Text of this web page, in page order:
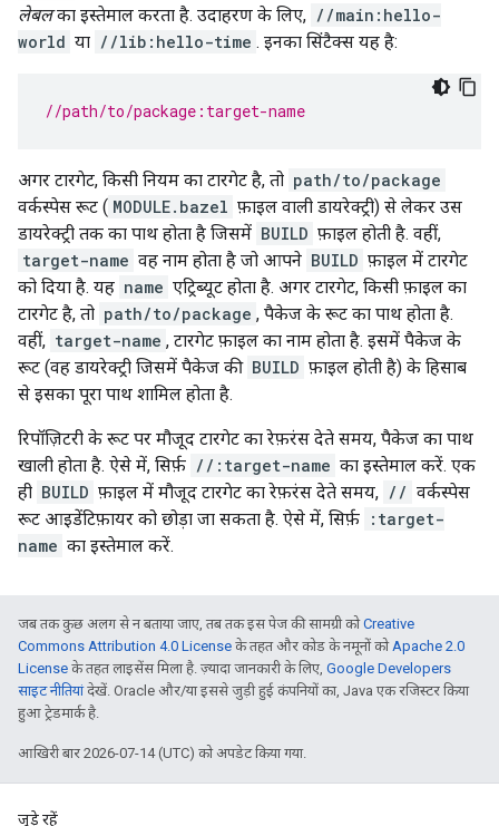
लेबलका इस्तेमाल करता है. उदाहरण के लिए, //main:hello-
world या //lib:hello-time . इनका सिंटैक्स यह है:
//path/to/package:target-name
अगर टारगेट, किसी नियम का टारगेट है, तो path/to/package
वर्कस्पेस रूट ( MODULE.bazel फ़ाइल वाली डायरेक्ट्री) से लेकर उस
डायरेक्ट्री तक का पाथ होता है जिसमें BUILD फ़ाइल होती है. वहीं,
target-name वह नाम होता है जो आपने BUILD फ़ाइल में टारगेट
को दिया है. यह name एट्रिब्यूट होता है. अगर टारगेट, किसी फ़ाइल का
टारगेट है, तो path/to/package , पैकेज के रूट का पाथ होता है.
वहीं, target-name , टारगेट फ़ाइल का नाम होता है. इसमें पैकेज के
रूट (वह डायरेक्ट्री जिसमें पैकेज की BUILD फ़ाइल होती है) के हिसाब
से इसका पूरा पाथ शामिल होता है.
रिपॉज़िटरी के रूट पर मौजूद टारगेट का रेफ़रंस देते समय, पैकेज का पाथ
खाली होता है. ऐसे में, सिर्फ़ //:target-name का इस्तेमाल करें. एक
ही BUILD फ़ाइल में मौजूद टारगेट का रेफ़रंस देते समय, // वर्कस्पेस
रूट आइडेंटिफ़ायर को छोड़ा जा सकता है. ऐसे में, सिर्फ़ :target-
name का इस्तेमाल करें.
जब तक कुछ अलग से न बताया जाए, तब तक इस पेज की सामग्री कोCreative
Commons Attribution 4.0 License के तहत और कोड के नमूनों कोApache 2.0
License के तहत लाइसेंस मिला है. ज़्यादा जानकारी के लिए, Google Developers
साइट नीतियांदेखें. Oracle और/या इससे जुड़ी हुई कंपनियों का, Java एक रजिस्टर किया
हुआ ट्रेडमार्क है.
आखिरी बार 2026-07-14 (UTC) को अपडेट किया गया.
जुड़े रहें